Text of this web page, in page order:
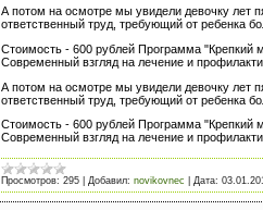
А потом на осмотре мы увидели девочку лет
ответственный труд, требующий от ребенка
Стоимость - 600 рублей Программа "Крепкий
Современный взгляд на лечение и
А потом на осмотре мы увидели девочку лет
ответственный труд, требующий от ребенка
Стоимость - 600 рублей Программа "Крепкий
Современный взгляд на лечение и
Просмотров: 295 Добавил: novikovnec Дата: